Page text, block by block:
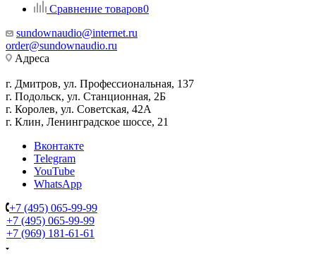
Сравнение товаров0
sundownaudio@internet.ru
order@sundownaudio.ru
Адреса
г. Дмитров, ул. Профессиональная, 137
г. Подольск, ул. Станционная, 2Б
г. Королев, ул. Советская, 42А
г. Клин, Ленинградское шоссе, 21
Вконтакте
Telegram
YouTube
WhatsApp
+7 (495) 065-99-99
+7 (495) 065-99-99
+7 (969) 181-61-61